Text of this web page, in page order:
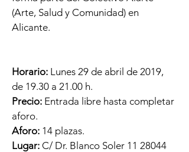
(Arte, Salud y Comunidad) en
Alicante.
Horario: Lunes 29 de abril de 2019,
de 19.30 a 21.00 h.
Precio: Entrada libre hasta completar
aforo.
Aforo: 14 plazas.
Lugar: C/ Dr. Blanco Soler 11 28044